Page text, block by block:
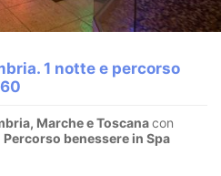
1 notte e percorso
Marche e Toscanacon
Percorso benessere in Spa